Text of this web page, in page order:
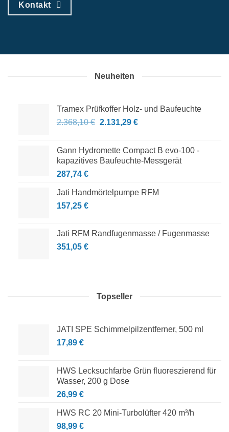
Kontakt
Neuheiten
Tramex Prüfkoffer Holz- und Baufeuchte
2.368,10€ Ursprünglicher
2.368,10 €
2.131,29 €Aktueller
2.131,29 €.
Gann Hydromette Compact B evo-100 -
kapazitives Baufeuchte-Messgerät
287,74 €
Jati Handmörtelpumpe RFM
157,25 €
Jati RFM Randfugenmasse / Fugenmasse
351,05 €
Topseller
JATI SPE Schimmelpilzentferner, 500 ml
17,89 €
HWS Lecksuchfarbe Grün fluoreszierend für
Wasser, 200 g Dose
26,99 €
HWS RC 20 Mini-Turbolüfter 420 m³/h
98,99 €